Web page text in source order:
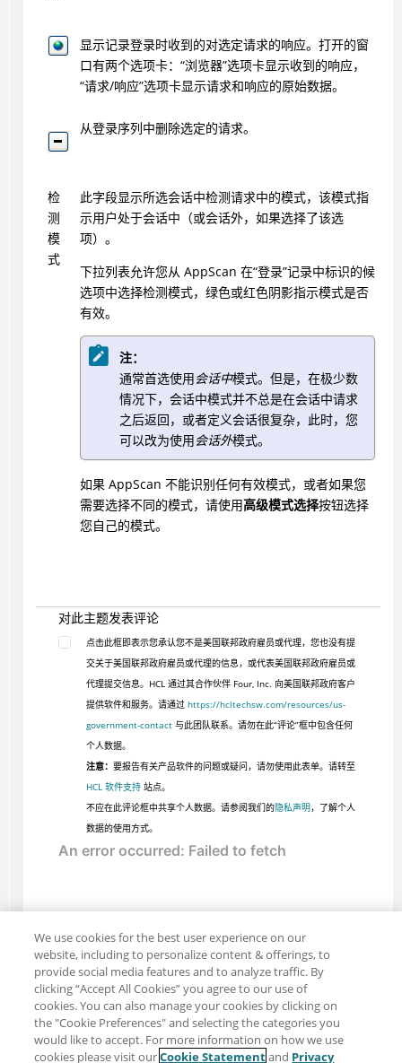
显示记录登录时收到的对选定请求的响应。打开的窗
口有两个选项卡：“浏览器”选项卡显示收到的响应，
“请求/响应”选项卡显示请求和响应的原始数据。
从登录序列中删除选定的请求。
检
测
模
式
此字段显示所选会话中检测请求中的模式，该模式指
示用户处于会话中（或会话外，如果选择了该选
项）。
下拉列表允许您从 AppScan 在“登录”记录中标识的候
选项中选择检测模式，绿色或红色阴影指示模式是否
有效。
注：
通常首选使用会话中模式。但是，在极少数
情况下，会话中模式并不总是在会话中请求
之后返回，或者定义会话很复杂，此时，您
可以改为使用会话外模式。
如果 AppScan 不能识别任何有效模式，或者如果您
需要选择不同的模式，请使用高级模式选择按钮选择
您自己的模式。
对此主题发表评论
点击此框即表示您承认您不是美国联邦政府雇员或代理，您也没有提
交关于美国联邦政府雇员或代理的信息，或代表美国联邦政府雇员或
代理提交信息。HCL 通过其合作伙伴 Four, Inc. 向美国联邦政府客户
提供软件和服务。请通过 https://hcltechsw.com/resources/us-
government-contact与此团队联系。请勿在此“评论”框中包含任何
个人数据。
注意： 要报告有关产品软件的问题或疑问，请勿使用此表单。请转至
HCL 软件支持站点。
不应在此评论框中共享个人数据。请参阅我们的隐私声明，了解个人
数据的使用方式。
We use cookies for the best user experience on our
website, including to personalize content & offerings, to
provide social media features and to analyze traffic. By
clicking “Accept All Cookies” you agree to our use of
cookies. You can also manage your cookies by clicking on
the "Cookie Preferences" and selecting the categories you
would like to accept. For more information on how we use
cookies please visit ourCookie Statementand Privacy